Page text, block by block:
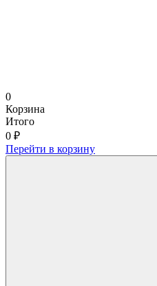
0
Корзина
Итого
0 ₽
Перейти в корзину